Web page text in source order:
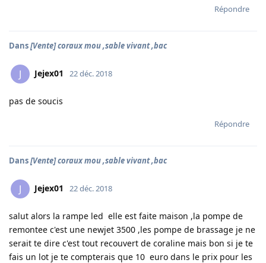
Répondre
Dans[Vente] coraux mou ,sable vivant ,bac
J Jejex01 22 déc. 2018
pas de soucis
Répondre
Dans[Vente] coraux mou ,sable vivant ,bac
J Jejex01 22 déc. 2018
salut alors la rampe led elle est faite maison ,la pompe de
remontee c'est une newjet 3500 ,les pompe de brassage je ne
serait te dire c'est tout recouvert de coraline mais bon si je te
fais un lot je te compterais que 10 euro dans le prix pour les